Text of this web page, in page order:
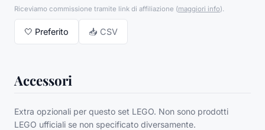
Riceviamo commissione tramite link di affiliazione (maggiori info).
🤍 Preferito 📥 CSV
Accessori
Extra opzionali per questo set LEGO. Non sono prodotti
LEGO ufficiali se non specificato diversamente.